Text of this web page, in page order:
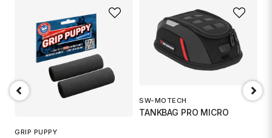
GRIP PUPPY
SW-MOTECH
TANKBAG PRO MICRO